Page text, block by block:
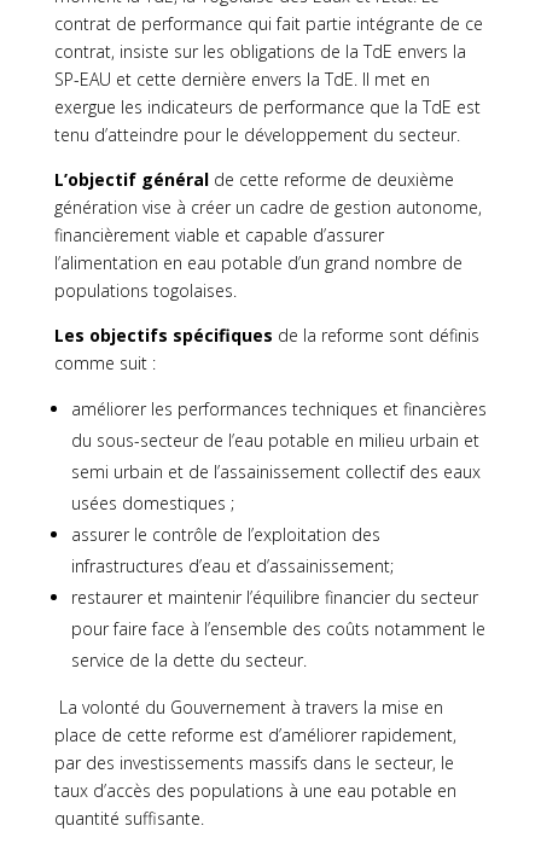
contrat de performance qui fait partie intégrante de ce
contrat, insiste sur les obligations de la TdE envers la
SP-EAU et cette dernière envers la TdE. Il met en
exergue les indicateurs de performance que la TdE est
tenu d’atteindre pour le développement du secteur.
L’objectif général de cette reforme de deuxième
génération vise à créer un cadre de gestion autonome,
financièrement viable et capable d’assurer
l’alimentation en eau potable d’un grand nombre de
populations togolaises.
Les objectifs spécifiques de la reforme sont définis
comme suit :
améliorer les performances techniques et financières
du sous-secteur de l’eau potable en milieu urbain et
semi urbain et de l’assainissement collectif des eaux
usées domestiques ;
assurer le contrôle de l’exploitation des
infrastructures d’eau et d’assainissement;
restaurer et maintenir l’équilibre financier du secteur
pour faire face à l’ensemble des coûts notamment le
service de la dette du secteur.
La volonté du Gouvernement à travers la mise en
place de cette reforme est d’améliorer rapidement,
par des investissements massifs dans le secteur, le
taux d’accès des populations à une eau potable en
quantité suffisante.